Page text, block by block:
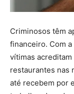
Criminosos têm
financeiro. Com
vítimas acreditam
restaurantes nas
até recebem por